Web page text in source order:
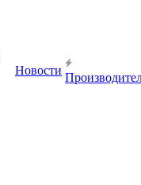
Новости